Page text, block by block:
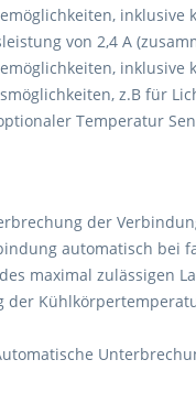
inklusive
von 2,4 A
inklusive
z.B für
Temperatur
der
automatisch bei
maximal zulässigen